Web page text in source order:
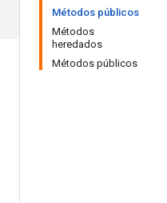
Métodos públicos
Métodos
heredados
Métodos públicos